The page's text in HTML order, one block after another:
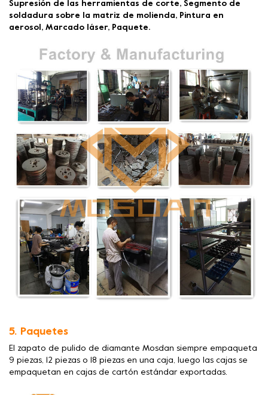
Supresión de las herramientas de corte, Segmento de
soldadura sobre la matriz de molienda, Pintura en
aerosol, Marcado láser, Paquete.
5. Paquetes
El zapato de pulido de diamante Mosdan siempre empaqueta
9 piezas, 12 piezas o 18 piezas en una caja, luego las cajas se
empaquetan en cajas de cartón estándar exportadas.